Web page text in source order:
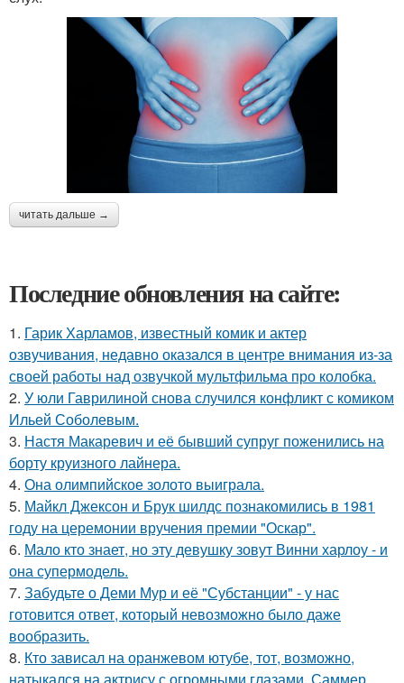
читать дальше →
Последние обновления на сайте:
1. Гарик Харламов, известный комик и актер
озвучивания, недавно оказался в центре внимания из-за
своей работы над озвучкой мультфильма про колобка.
2. У юли Гаврилиной снова случился конфликт с комиком
Ильей Соболевым.
3. Настя Макаревич и её бывший супруг поженились на
борту круизного лайнера.
4. Она олимпийское золото выиграла.
5. Майкл Джексон и Брук шилдс познакомились в 1981
году на церемонии вручения премии "Оскар".
6. Мало кто знает, но эту девушку зовут Винни харлоу - и
она супермодель.
7. Забудьте о Деми Мур и её "Субстанции" - у нас
готовится ответ, который невозможно было даже
вообразить.
8. Кто зависал на оранжевом ютубе, тот, возможно,